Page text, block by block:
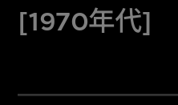
[1970年代]